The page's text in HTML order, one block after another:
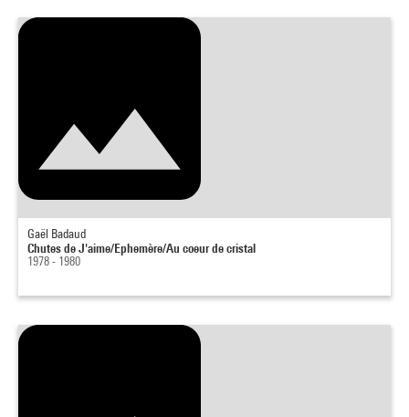
Gaël Badaud
Chutes de J'aime/Ephemère/Au coeur de cristal
1978 - 1980